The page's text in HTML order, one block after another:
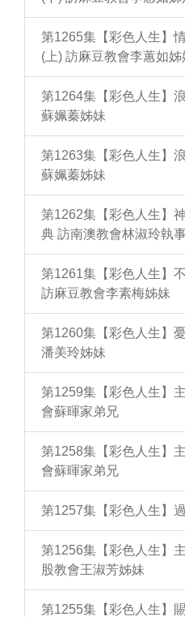
第1265集【彩色人生】
(上) 訪麻豆教會李蕙如姊
第1264集【彩色人生】
蘇姵蓁姊妹
第1263集【彩色人生】
蘇姵蓁姊妹
第1262集【彩色人生】
典 訪南澳教會林淑玲執
第1261集【彩色人生】
訪麻豆教會李素梅姊妹
第1260集【彩色人生】
潘美玲姊妹
第1259集【彩色人生】
會蘇暉家弟兄
第1258集【彩色人生】
會蘇暉家弟兄
第1257集【彩色人生】
第1256集【彩色人生】
股教會王淑芳姊妹
第1255集【彩色人生】